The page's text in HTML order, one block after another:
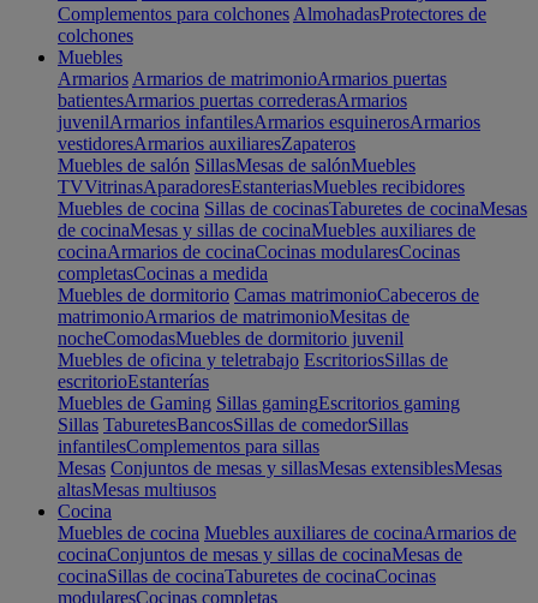
Complementos para colchones AlmohadasProtectores de
colchones
Muebles
Armarios Armarios de matrimonioArmarios puertas
batientesArmarios puertas correderasArmarios
juvenilArmarios infantilesArmarios esquinerosArmarios
vestidoresArmarios auxiliaresZapateros
Muebles de salón SillasMesas de salónMuebles
TVVitrinasAparadoresEstanteriasMuebles recibidores
Muebles de cocina Sillas de cocinasTaburetes de cocinaMesas
de cocinaMesas y sillas de cocinaMuebles auxiliares de
cocinaArmarios de cocinaCocinas modularesCocinas
completasCocinas a medida
Muebles de dormitorio Camas matrimonioCabeceros de
matrimonioArmarios de matrimonioMesitas de
nocheComodasMuebles de dormitorio juvenil
Muebles de oficina y teletrabajo EscritoriosSillas de
escritorioEstanterías
Muebles de Gaming Sillas gamingEscritorios gaming
Sillas TaburetesBancosSillas de comedorSillas
infantilesComplementos para sillas
Mesas Conjuntos de mesas y sillasMesas extensiblesMesas
altasMesas multiusos
Cocina
Muebles de cocina Muebles auxiliares de cocinaArmarios de
cocinaConjuntos de mesas y sillas de cocinaMesas de
cocinaSillas de cocinaTaburetes de cocinaCocinas
modularesCocinas completas